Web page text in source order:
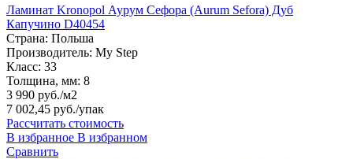
Ламинат Kronopol Аурум Сефора (Aurum Sefora) Дуб
Капучино D40454
Страна: Польша
Производитель: My Step
Класс: 33
Толщина, мм: 8
3 990 руб./м2
7 002,45 руб./упак
Рассчитать стоимость
В избранное В избранном
Сравнить